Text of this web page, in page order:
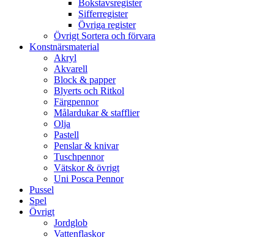
Bokstavsregister
Sifferregister
Övriga register
Övrigt Sortera och förvara
Konstnärsmaterial
Akryl
Akvarell
Block & papper
Blyerts och Ritkol
Färgpennor
Målardukar & stafflier
Olja
Pastell
Penslar & knivar
Tuschpennor
Vätskor & övrigt
Uni Posca Pennor
Pussel
Spel
Övrigt
Jordglob
Vattenflaskor